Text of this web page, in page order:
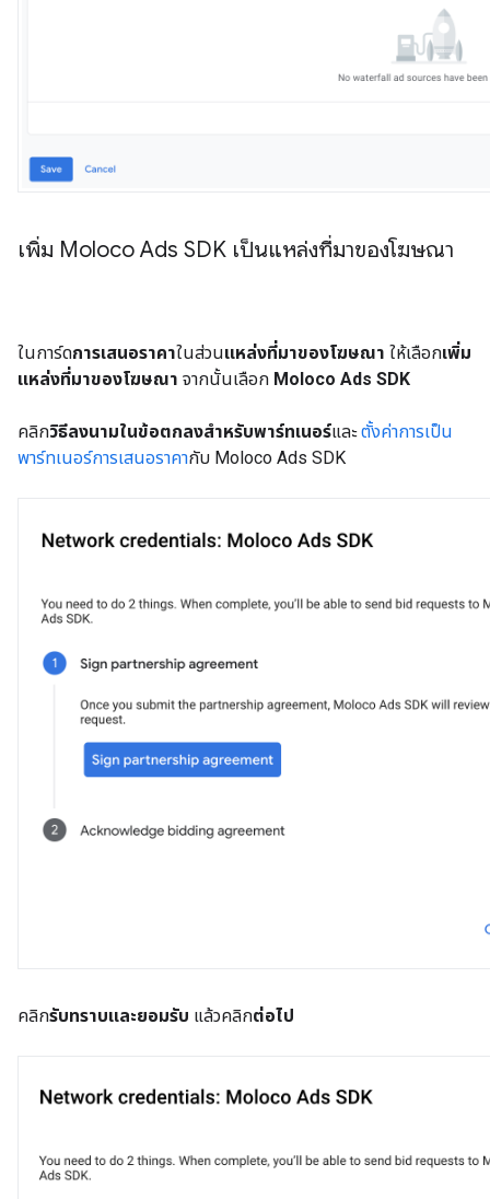
เพิ่ม Moloco Ads SDK เป็นแหล่งที่มาของโฆษณา
ในการ์ดการเสนอราคาในส่วนแหล่งที่มาของโฆษณา ให้เลือกเพิ่ม
แหล่งที่มาของโฆษณา จากนั้นเลือก Moloco Ads SDK
คลิกวิธีลงนามในข้อตกลงสำหรับพาร์ทเนอร์และตั้งค่าการเป็น
พาร์ทเนอร์การเสนอราคากับ Moloco Ads SDK
คลิกรับทราบและยอมรับ แล้วคลิกต่อไป